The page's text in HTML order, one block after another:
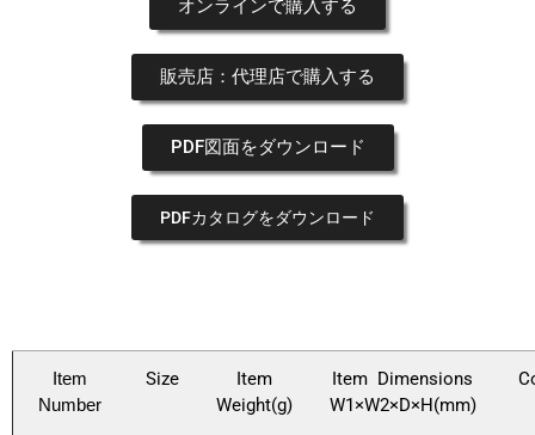
オンラインで購入する
販売店： 代理店で購入する
PDF図面をダウンロード
PDFカタログをダウンロード
Item
Number
Size
Item
Weight(g)
Item Dimensions
W1×W2×D×H(mm)